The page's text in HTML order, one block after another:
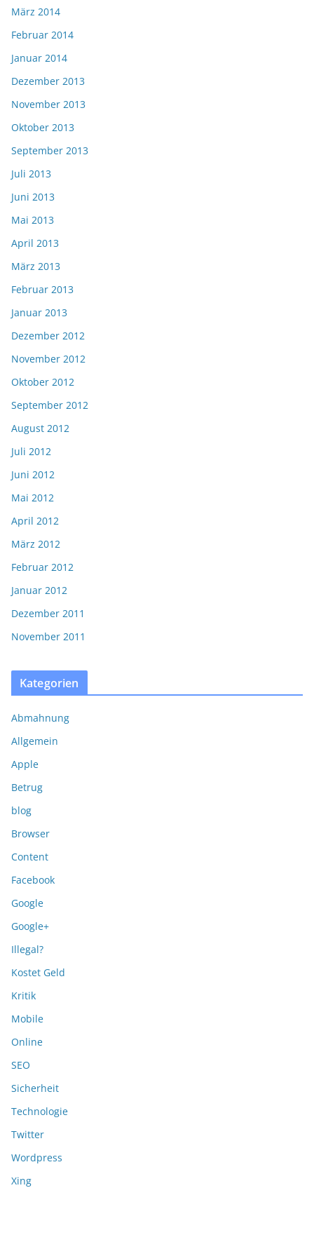
März 2014
Februar 2014
Januar 2014
Dezember 2013
November 2013
Oktober 2013
September 2013
Juli 2013
Juni 2013
Mai 2013
April 2013
März 2013
Februar 2013
Januar 2013
Dezember 2012
November 2012
Oktober 2012
September 2012
August 2012
Juli 2012
Juni 2012
Mai 2012
April 2012
März 2012
Februar 2012
Januar 2012
Dezember 2011
November 2011
Kategorien
Abmahnung
Allgemein
Apple
Betrug
blog
Browser
Content
Facebook
Google
Google+
Illegal?
Kostet Geld
Kritik
Mobile
Online
SEO
Sicherheit
Technologie
Twitter
Wordpress
Xing